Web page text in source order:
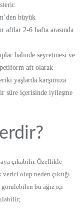
büyük
aftlar 2-6 hafta arasında
halinde seyretmesi ve
aft olarak
yaşlarda karşımıza
süre içerisinde iyileşme
çıkabilir. Özellikle
olup neden çıktığı
bu ağız içi